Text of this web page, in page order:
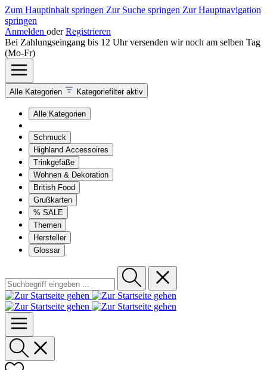
Zum Hauptinhalt springen Zur Suche springen Zur Hauptnavigation
springen
Anmelden oder Registrieren
Bei Zahlungseingang bis 12 Uhr versenden wir noch am selben Tag
(Mo-Fr)
Alle Kategorien Kategoriefilter aktiv
Alle Kategorien
Schmuck
Highland Accessoires
Trinkgefäße
Wohnen & Dekoration
British Food
Grußkarten
% SALE
Themen
Hersteller
Glossar